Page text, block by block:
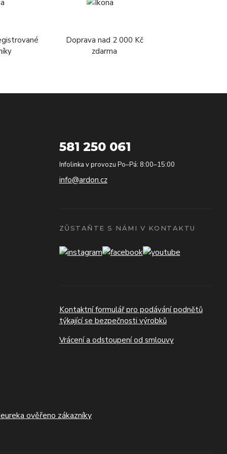
Doprava nad 2 000 Kč
zdarma
581 250 061
Infolinka v provozu Po–Pá: 8:00–15:00
info@ardon.cz
ZŮSTAŇTE S NÁMI V KONTAKTU
Kontaktní formulář pro podávání podnětů
týkající se bezpečnosti výrobků
Vrácení a odstoupení od smlouvy